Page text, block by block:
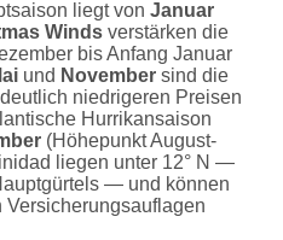
liegt von Januar
Winds verstärken die
bis Anfang Januar
und November sind die
niedrigeren Preisen
Hurrikansaison
(Höhepunkt August-
liegen unter 12° N —
— und können